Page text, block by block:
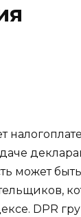
может
DPR